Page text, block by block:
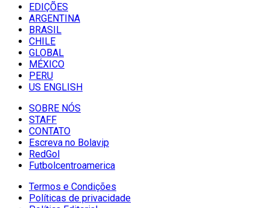
EDIÇÕES
ARGENTINA
BRASIL
CHILE
GLOBAL
MÉXICO
PERU
US ENGLISH
SOBRE NÓS
STAFF
CONTATO
Escreva no Bolavip
RedGol
Futbolcentroamerica
Termos e Condições
Políticas de privacidade